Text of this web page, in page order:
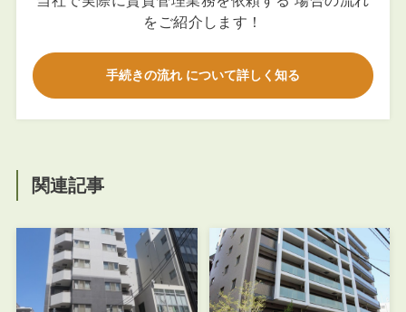
をご紹介します！
手続きの流れ について詳しく知る
関連記事